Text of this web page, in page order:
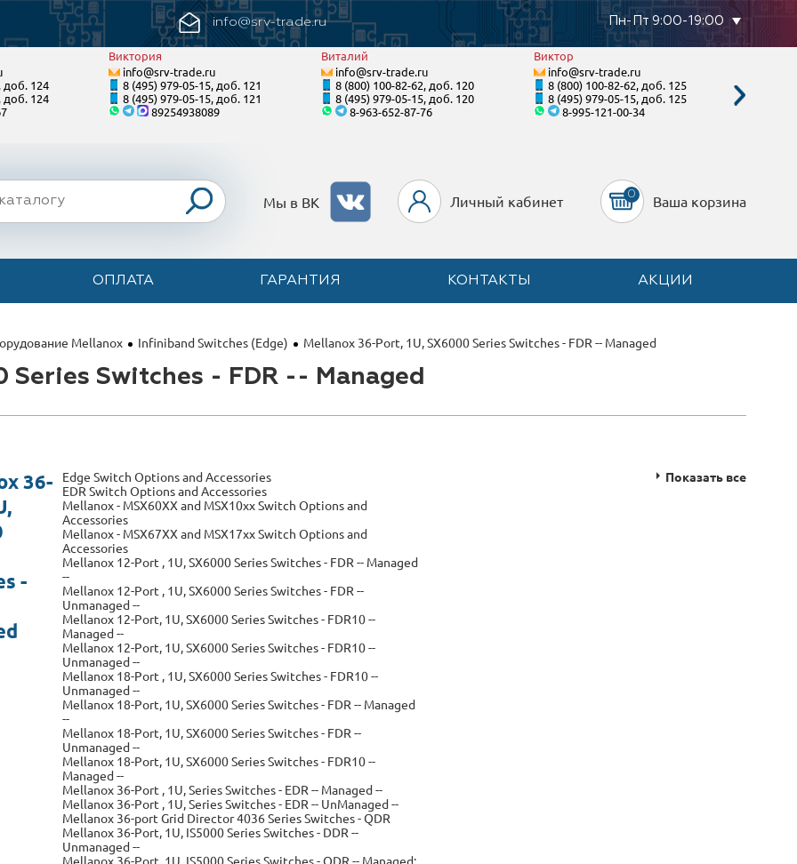
info@srv-trade.ru Пн-Пт 9:00-19:00
доб. 124
доб. 124
Виктория
info@srv-trade.ru
8 (495) 979-05-15, доб. 121
8 (495) 979-05-15, доб. 121
89254938089
Виталий
info@srv-trade.ru
8 (800) 100-82-62, доб. 120
8 (495) 979-05-15, доб. 120
8-963-652-87-76
Виктор
info@srv-trade.ru
8 (800) 100-82-62, доб. 125
8 (495) 979-05-15, доб. 125
8-995-121-00-34
ОПЛАТА ГАРАНТИЯ КОНТАКТЫ АКЦИИ
Мы в ВК Личный кабинет 0 Ваша корзина
Mellanox Infiniband Switches (Edge) Mellanox 36-Port, 1U, SX6000 Series Switches - FDR -- Managed
Series Switches - FDR -- Managed
36-
-
Edge Switch Options and Accessories
EDR Switch Options and Accessories
Mellanox - MSX60XX and MSX10xx Switch Options and
Accessories
Mellanox - MSX67XX and MSX17xx Switch Options and
Accessories
Mellanox 12-Port , 1U, SX6000 Series Switches - FDR -- Managed
--
Mellanox 12-Port , 1U, SX6000 Series Switches - FDR --
Unmanaged --
Mellanox 12-Port, 1U, SX6000 Series Switches - FDR10 --
Managed --
Mellanox 12-Port, 1U, SX6000 Series Switches - FDR10 --
Unmanaged --
Mellanox 18-Port , 1U, SX6000 Series Switches - FDR10 --
Unmanaged --
Mellanox 18-Port, 1U, SX6000 Series Switches - FDR -- Managed
--
Mellanox 18-Port, 1U, SX6000 Series Switches - FDR --
Unmanaged --
Mellanox 18-Port, 1U, SX6000 Series Switches - FDR10 --
Managed --
Mellanox 36-Port , 1U, Series Switches - EDR -- Managed --
Mellanox 36-Port , 1U, Series Switches - EDR -- UnManaged --
Mellanox 36-port Grid Director 4036 Series Switches - QDR
Mellanox 36-Port, 1U, IS5000 Series Switches - DDR --
Unmanaged --
Mellanox 36-Port, 1U, IS5000 Series Switches - QDR -- Managed:
Показать все